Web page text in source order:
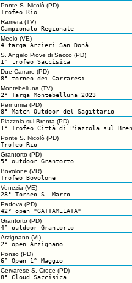
Ponte S. Nicolò (PD)
Trofeo Rio
Ramera (TV)
Campionato Regionale
Meolo (VE)
4 targa Arcieri San Donà
S. Angelo Piove di Sacco (PD)
1° trofeo Saccisica
Due Carrare (PD)
8° torneo dei Carraresi
Montebelluna (TV)
2° Targa Montebelluna 2023
Pernumia (PD)
8° Match Outdoor del Sagittario
Piazzola sul Brenta (PD)
1° Trofeo Città di Piazzola sul
Ponte S. Nicolò (PD)
Trofeo Rio
Grantorto (PD)
5° outdoor Grantorto
Bovolone (VR)
Trofeo Bovolone
Venezia (VE)
28° Torneo S. Marco
Padova (PD)
42° open "GATTAMELATA"
Grantorto (PD)
4° outdoor Grantorto
Arzignano (VI)
2° open Arzignano
Ponso (PD)
6° Open 1° Maggio
Cervarese S. Croce (PD)
8° Cloud Saccisica